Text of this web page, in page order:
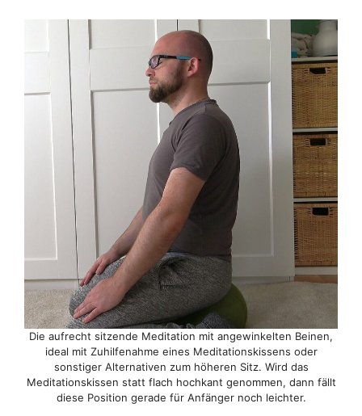
Die aufrecht sitzende Meditation mit angewinkelten Beinen,
ideal mit Zuhilfenahme eines Meditationskissens oder
sonstiger Alternativen zum höheren Sitz. Wird das
Meditationskissen statt flach hochkant genommen, dann fällt
diese Position gerade für Anfänger noch leichter.